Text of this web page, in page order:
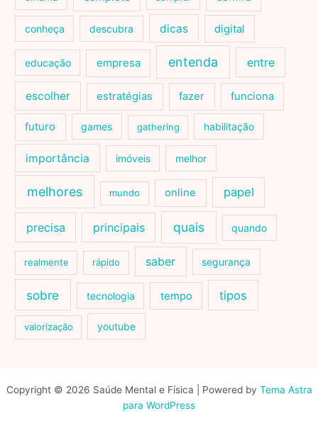
conheça descubra dicas digital
educação empresa entenda entre
escolher estratégias fazer funciona
futuro games gathering habilitação
importância imóveis melhor
melhores mundo online papel
precisa principais quais quando
realmente rápido saber segurança
sobre tecnologia tempo tipos
valorização youtube
Copyright © 2026 Saúde Mental e Física | Powered by Tema Astra
para WordPress